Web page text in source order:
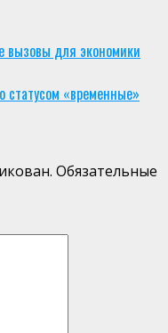
вызовы для экономики
статусом «временные»
Обязательные